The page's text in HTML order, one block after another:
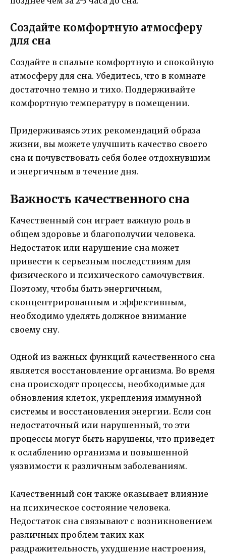
Создайте комфортную атмосферу
для сна
Создайте в спальне комфортную и спокойную
атмосферу для сна. Убедитесь, что в комнате
достаточно темно и тихо. Поддерживайте
комфортную температуру в помещении.
Придерживаясь этих рекомендаций образа
жизни, вы можете улучшить качество своего
сна и почувствовать себя более отдохнувшим
и энергичным в течение дня.
Важность качественного сна
Качественный сон играет важную роль в
общем здоровье и благополучии человека.
Недостаток или нарушение сна может
привести к серьезным последствиям для
физического и психического самочувствия.
Поэтому, чтобы быть энергичным,
сконцентрированным и эффективным,
необходимо уделять должное внимание
своему сну.
Одной из важных функций качественного сна
является восстановление организма. Во время
сна происходят процессы, необходимые для
обновления клеток, укрепления иммунной
системы и восстановления энергии. Если сон
недостаточный или нарушенный, то эти
процессы могут быть нарушены, что приведет
к ослаблению организма и повышенной
уязвимости к различным заболеваниям.
Качественный сон также оказывает влияние
на психическое состояние человека.
Недостаток сна связывают с возникновением
различных проблем таких как
раздражительность, ухудшение настроения,